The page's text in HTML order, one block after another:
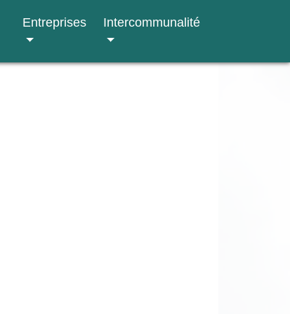
Entreprises Intercommunalité